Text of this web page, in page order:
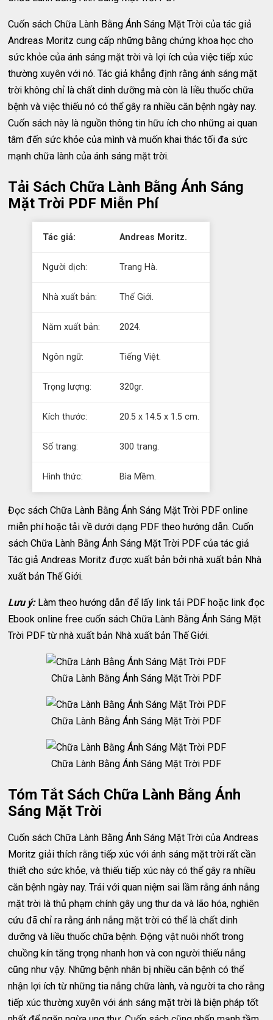
Cuốn sách Chữa Lành Bằng Ánh Sáng Mặt Trời của tác giả
Andreas Moritz cung cấp những bằng chứng khoa học cho
sức khỏe của ánh sáng mặt trời và lợi ích của việc tiếp xúc
thường xuyên với nó. Tác giả khẳng định rằng ánh sáng mặt
trời không chỉ là chất dinh dưỡng mà còn là liều thuốc chữa
bệnh và việc thiếu nó có thể gây ra nhiều căn bệnh ngày nay.
Cuốn sách này là nguồn thông tin hữu ích cho những ai quan
tâm đến sức khỏe của mình và muốn khai thác tối đa sức
mạnh chữa lành của ánh sáng mặt trời.
Tải Sách Chữa Lành Bằng Ánh Sáng
Mặt Trời PDF Miễn Phí
Tác giả: Andreas Moritz.
Người dịch: Trang Hà.
Nhà xuất bản: Thế Giới.
Năm xuất bản: 2024.
Ngôn ngữ: Tiếng Việt.
Trọng lượng: 320gr.
Kích thước: 20.5 x 14.5 x 1.5 cm.
Số trang: 300 trang.
Hình thức: Bìa Mềm.
Đọc sách Chữa Lành Bằng Ánh Sáng Mặt Trời PDF online
miễn phí hoặc tải về dưới dạng PDF theo hướng dẫn. Cuốn
sách Chữa Lành Bằng Ánh Sáng Mặt Trời PDF của tác giả
Tác giả Andreas Moritz được xuất bản bởi nhà xuất bản Nhà
xuất bản Thế Giới.
Lưu ý:Làm theo hướng dẫn để lấy link tải PDF hoặc link đọc
Ebook online free cuốn sách Chữa Lành Bằng Ánh Sáng Mặt
Trời PDF từ nhà xuất bản Nhà xuất bản Thế Giới.
Chữa Lành Bằng Ánh Sáng Mặt Trời PDF
Chữa Lành Bằng Ánh Sáng Mặt Trời PDF
Chữa Lành Bằng Ánh Sáng Mặt Trời PDF
Tóm Tắt Sách Chữa Lành Bằng Ánh
Sáng Mặt Trời
Cuốn sách Chữa Lành Bằng Ánh Sáng Mặt Trời của Andreas
Moritz giải thích rằng tiếp xúc với ánh sáng mặt trời rất cần
thiết cho sức khỏe, và thiếu tiếp xúc này có thể gây ra nhiều
căn bệnh ngày nay. Trái với quan niệm sai lầm rằng ánh nắng
mặt trời là thủ phạm chính gây ung thư da và lão hóa, nghiên
cứu đã chỉ ra rằng ánh nắng mặt trời có thể là chất dinh
dưỡng và liều thuốc chữa bệnh. Động vật nuôi nhốt trong
chuồng kín tăng trọng nhanh hơn và con người thiếu nắng
cũng như vậy. Những bệnh nhân bị nhiều căn bệnh có thể
nhận lợi ích từ những tia nắng chữa lành, và người ta cho rằng
tiếp xúc thường xuyên với ánh sáng mặt trời là biện pháp tốt